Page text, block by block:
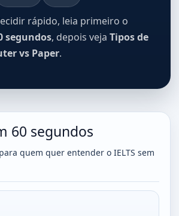
rápido, leia primeiro o
segundos, depois veja Tipos de
vs Paper.
60 segundos
quem quer entender o IELTS sem